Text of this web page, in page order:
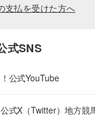
支払を受けた方へ
式SNS
公式YouTube
式X（Twitter）地方競